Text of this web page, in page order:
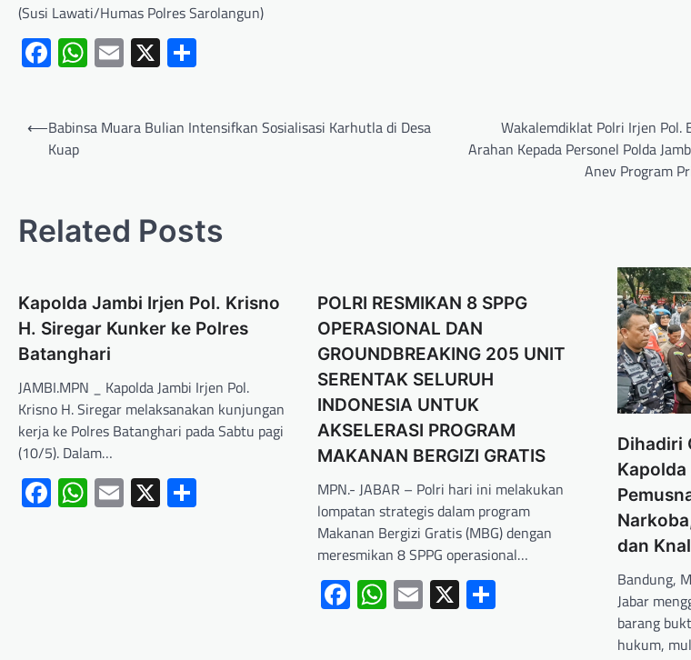
(Susi Lawati/Humas Polres Sarolangun)
Facebook
WhatsApp
Email
X
⟵Babinsa Muara Bulian Intensifkan Sosialisasi Karhutla di Desa
Kuap
Wakalemdiklat Polri Irjen Pol.
Arahan Kepada Personel Polda
Anev Program
Related Posts
Kapolda Jambi Irjen Pol. Krisno
H. Siregar Kunker ke Polres
Batanghari
JAMBI.MPN _ Kapolda Jambi Irjen Pol.
Krisno H. Siregar melaksanakan kunjungan
kerja ke Polres Batanghari pada Sabtu pagi
(10/5). Dalam…
Facebook
WhatsApp
Email
X
POLRI RESMIKAN 8 SPPG
OPERASIONAL DAN
GROUNDBREAKING 205 UNIT
SERENTAK SELURUH
INDONESIA UNTUK
AKSELERASI PROGRAM
MAKANAN BERGIZI GRATIS
MPN.- JABAR – Polri hari ini melakukan
lompatan strategis dalam program
Makanan Bergizi Gratis (MBG) dengan
meresmikan 8 SPPG operasional…
Facebook
WhatsApp
Email
X
Dihadiri
dan
Bandung,
Jabar
barang
hukum,